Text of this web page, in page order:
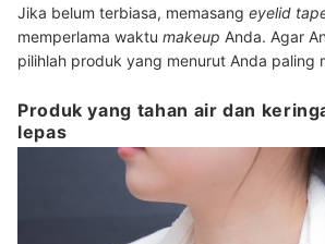
Jika belum terbiasa, memasang eyelid
memperlama waktu makeup Anda. Agar
pilihlah produk yang menurut Anda paling
Produk yang tahan air dan
lepas